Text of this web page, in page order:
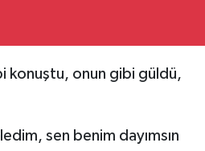
konuştu, onun gibi güldü,
sen benim dayımsın